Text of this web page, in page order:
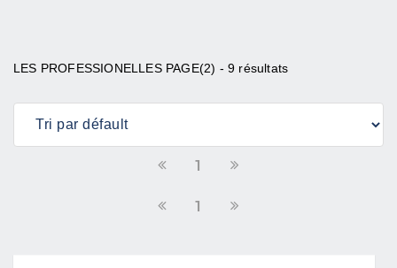
LES PROFESSIONELLES PAGE(2) - 9 résultats
1
1